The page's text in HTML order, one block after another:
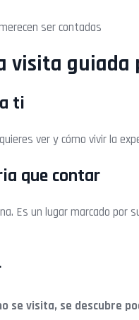
ser contadas
visita guiada
ti
ver y cómo vivir la
que contar
Es un lugar marcado por
se visita, se descubre